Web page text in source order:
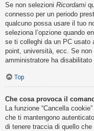
Se non selezioni Ricordami
connesso per un periodo
qualcuno possa usare il tuo
seleziona l’opzione quando
se ti colleghi da un PC usato
point, università, ecc. Se
amministratore ha disabilitato
Top
Che cosa provoca il
La funzione “Cancella
che ti mantengono
di tenere traccia di quello